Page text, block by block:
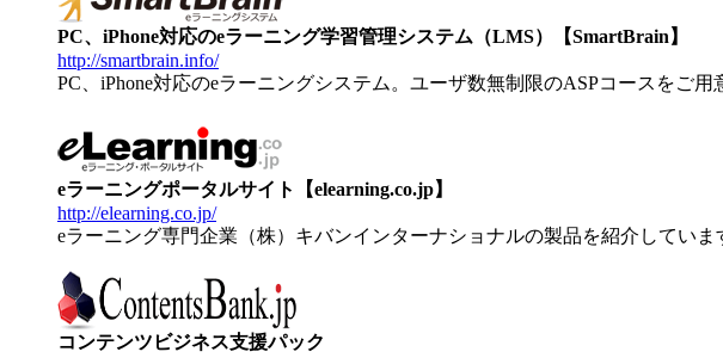
PC、iPhone対応のeラーニング学習管理システム（LMS）【SmartBrain】
http://smartbrain.info/
PC、iPhone対応のeラーニングシステム。ユーザ数無制限のASPコースをご用
eラーニングポータルサイト【elearning.co.jp】
http://elearning.co.jp/
eラーニング専門企業（株）キバンインターナショナルの製品を紹介していま
コンテンツビジネス支援パック